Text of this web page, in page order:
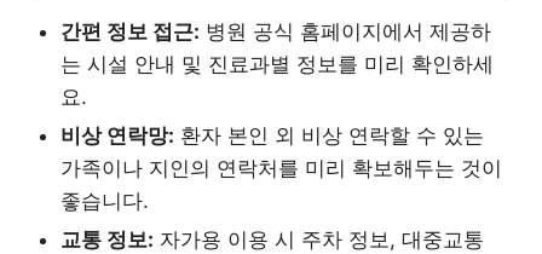
간편 정보 접근: 병원 공식 홈페이지에서 제공하
는 시설 안내 및 진료과별 정보를 미리 확인하세
요.
비상 연락망: 환자 본인 외 비상 연락할 수 있는
가족이나 지인의 연락처를 미리 확보해두는 것이
좋습니다.
교통 정보: 자가용 이용 시 주차 정보, 대중교통